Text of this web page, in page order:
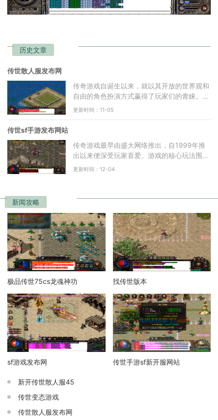
历史文章
传世散人服发布网
传奇游戏自诞生以来，就以其开放的世界观和
自由的角色扮演方式赢得了玩家们的青睐。玩
家可以选择不同的职业，如战士、法师和道
更新时间：11-05
传世sf手游发布网站
传奇游戏最早由盛大网络推出，自1999年推
出以来便深受玩家喜爱。游戏的核心玩法围绕
着角色扮演、打怪升级、装备交易等基本要
更新时间：12-04
新闻攻略
极品传世75cs龙魂神功 找传世版本
sf游戏发布网 传世手游sf新开服网站
新开传世散人服45
传世变态游戏
传世散人服发布网